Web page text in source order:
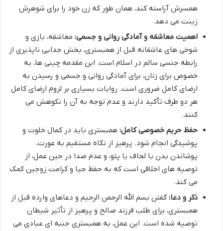
همسرش آراسته کند، همان طور که زن خود را برای شوهرش
زینت می دهد.
اهمیت معاشقه و آمادگی روانی و جسمی: معاشقه، بازی و
شوخی های عاشقانه قبل از همبستری، بخش جدایی ناپذیری از
رابطه جنسی سالم در اسلام است. این مقدمه چینی ها، به
خصوص برای زنان، برای آمادگی روانی و جسمی و رسیدن به
ارضای کامل ضروری است. روایات بسیاری بر لزوم ارضای کامل
هر دو طرف تأکید دارند و عدم توجه به آن را نکوهش می
کنند.
حفظ حریم خصوصی کامل: همبستری باید در کمال خلوت و
پوشیدگی انجام شود. پرهیز از نگاه مستقیم به عورت،
پوشاندن بدن با لحاف یا پتو، و عدم صدا در حین عمل، از
توصیه های اخلاقی است که به حفظ حیا و کرامت زوجین کمک
می کند.
ذکر و دعا: گفتن بسم الله الرحمن الرحیم و دعاهای وارده قبل از
همبستری، برای طلب فرزند صالح و پرهیز از تأثیر شیطان
توصیه شده است. این عمل، به همبستری جنبه ای عبادی می